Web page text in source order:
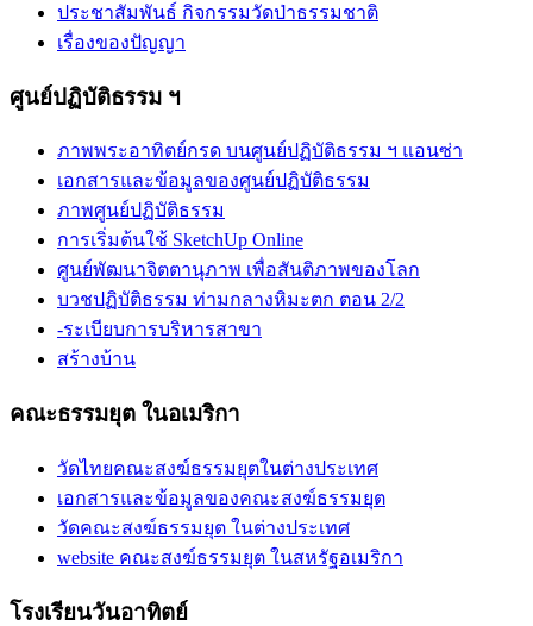
ประชาสัมพันธ์ กิจกรรมวัดป่าธรรมชาติ
เรื่องของปัญญา
ศูนย์ปฏิบัติธรรม ฯ
ภาพพระอาทิตย์กรด บนศูนย์ปฏิบัติธรรม ฯ แอนซ่า
เอกสารและข้อมูลของศูนย์ปฏิบัติธรรม
ภาพศูนย์ปฏิบัติธรรม
การเริ่มต้นใช้ SketchUp Online
ศูนย์พัฒนาจิตตานุภาพ เพื่อสันติภาพของโลก
บวชปฏิบัติธรรม ท่ามกลางหิมะตก ตอน 2/2
-ระเบียบการบริหารสาขา
สร้างบ้าน
คณะธรรมยุต ในอเมริกา
วัดไทยคณะสงฆ์ธรรมยุตในต่างประเทศ
เอกสารและข้อมูลของคณะสงฆ์ธรรมยุต
วัดคณะสงฆ์ธรรมยุต ในต่างประเทศ
website คณะสงฆ์ธรรมยุต ในสหรัฐอเมริกา
โรงเรียนวันอาทิตย์